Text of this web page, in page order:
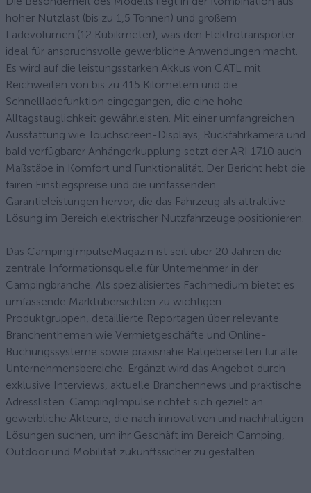
hoher Nutzlast (bis zu 1,5 Tonnen) und großem
Ladevolumen (12 Kubikmeter), was den Elektrotransporter
ideal für anspruchsvolle gewerbliche Anwendungen macht.
Es wird auf die leistungsstarken Akkus von CATL mit
Reichweiten von bis zu 415 Kilometern und die
Schnellladefunktion eingegangen, die eine hohe
Alltagstauglichkeit gewährleisten. Mit einer umfangreichen
Ausstattung wie Touchscreen-Displays, Rückfahrkamera und
bald verfügbarer Anhängerkupplung setzt der ARI 1710 auch
Maßstäbe in Komfort und Funktionalität. Der Bericht hebt die
fairen Einstiegspreise und die umfassenden
Garantieleistungen hervor, die das Fahrzeug als attraktive
Lösung im Bereich elektrischer Nutzfahrzeuge positionieren.
Das CampingImpulseMagazin ist seit über 20 Jahren die
zentrale Informationsquelle für Unternehmer in der
Campingbranche. Als spezialisiertes Fachmedium bietet es
umfassende Marktübersichten zu wichtigen
Produktgruppen, detaillierte Reportagen über relevante
Branchenthemen wie Vermietgeschäfte und Online-
Buchungssysteme sowie praxisnahe Ratgeberseiten für alle
Unternehmensbereiche. Ergänzt wird das Angebot durch
exklusive Interviews, aktuelle Branchennews und praktische
Adresslisten. CampingImpulse richtet sich gezielt an
gewerbliche Akteure, die nach innovativen und nachhaltigen
Lösungen suchen, um ihr Geschäft im Bereich Camping,
Outdoor und Mobilität zukunftssicher zu gestalten.